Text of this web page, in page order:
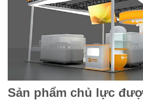
Sản phẩm chủ lực